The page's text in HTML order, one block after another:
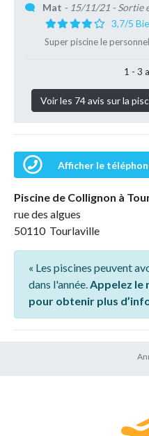
Mat - 15/11/21 - Sortie
3,7/5
Super piscine le
1 - 3
Voir les 74 avis sur la
Afficher le
Piscine de Collignon à
rue des algues
50110 Tourlaville
« Les piscines peuvent
dans l'année.Appelez le
pour obtenir plus